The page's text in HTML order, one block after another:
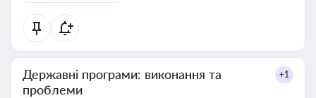
Державні програми: виконання та
проблеми
+1